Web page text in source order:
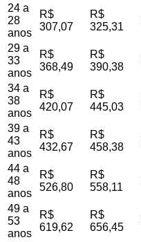
24 a
28
anos
R$
307,07
R$
325,31
29 a
33
anos
R$
368,49
R$
390,38
34 a
38
anos
R$
420,07
R$
445,03
39 a
43
anos
R$
432,67
R$
458,38
44 a
48
anos
R$
526,80
R$
558,11
49 a
53
anos
R$
619,62
R$
656,45